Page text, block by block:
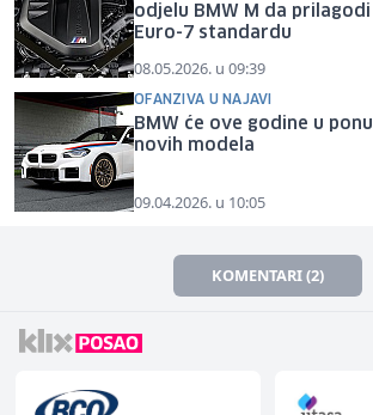
odjelu BMW M da
Euro-7 standardu
08.05.2026. u 09:39
OFANZIVA U NAJAVI
BMW će ove godine u
novih modela
09.04.2026. u 10:05
KOMENTARI (2)